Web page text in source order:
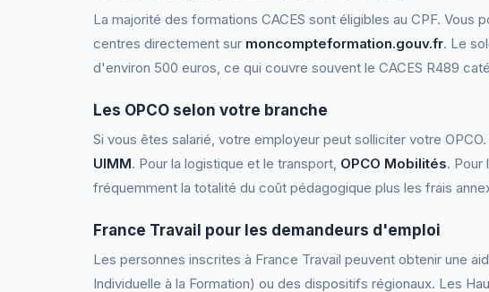
La majorité des formations CACES sont éligibles au CPF.
centres directement sur moncompteformation.gouv.fr. Le
d'environ 500 euros, ce qui couvre souvent le CACES R489
Les OPCO selon votre branche
Si vous êtes salarié, votre employeur peut solliciter votre
UIMM. Pour la logistique et le transport, OPCO Mobilités. Pour
fréquemment la totalité du coût pédagogique plus les frais
France Travail pour les demandeurs d'emploi
Les personnes inscrites à France Travail peuvent obtenir une
Individuelle à la Formation) ou des dispositifs régionaux. Les